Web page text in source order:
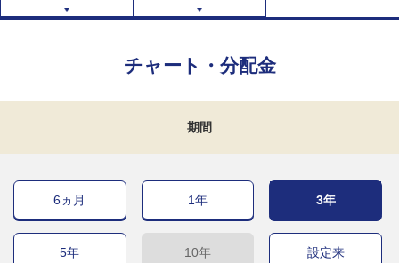
チャート・分配金
期間
6ヵ月 1年 3年
5年 10年 設定来